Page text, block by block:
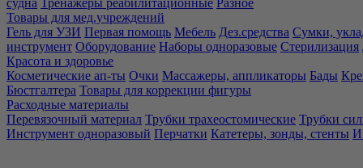
судна Тренажеры реабилитационные Разное
Товары для мед.учреждений
Гель для УЗИ Первая помощь Мебель Дез.средства Сумки,
инструмент Оборудование Наборы одноразовые Стерилизация
Красота и здоровье
Косметические ап-ты Очки Массажеры, аппликаторы Бады
Бюстгалтера Товары для коррекции фигуры
Расходные материалы
Перевязочный материал Трубки трахеостомические Трубки
Инструмент одноразовый Перчатки Катетеры, зонды, стенты